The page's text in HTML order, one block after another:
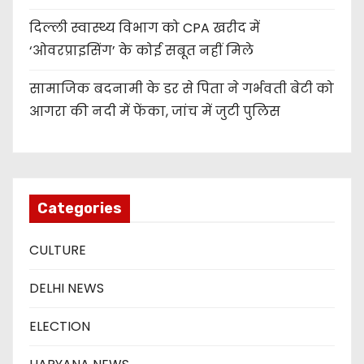
दिल्ली स्वास्थ्य विभाग को CPA खरीद में
‘ओवरप्राइसिंग’ के कोई सबूत नहीं मिले
सामाजिक बदनामी के डर से पिता ने गर्भवती बेटी को
आगरा की नदी में फेंका, जांच में जुटी पुलिस
Categories
CULTURE
DELHI NEWS
ELECTION